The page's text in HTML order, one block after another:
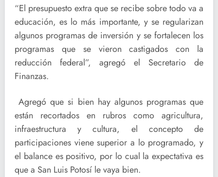
“El presupuesto extra que se recibe sobre todo va a
educación, es lo más importante, y se regularizan
algunos programas de inversión y se fortalecen los
programas que se vieron castigados con la
reducción federal”, agregó el Secretario de
Finanzas.
Agregó que si bien hay algunos programas que
están recortados en rubros como agricultura,
infraestructura y cultura, el concepto de
participaciones viene superior a lo programado, y
el balance es positivo, por lo cual la expectativa es
que a San Luis Potosí le vaya bien.